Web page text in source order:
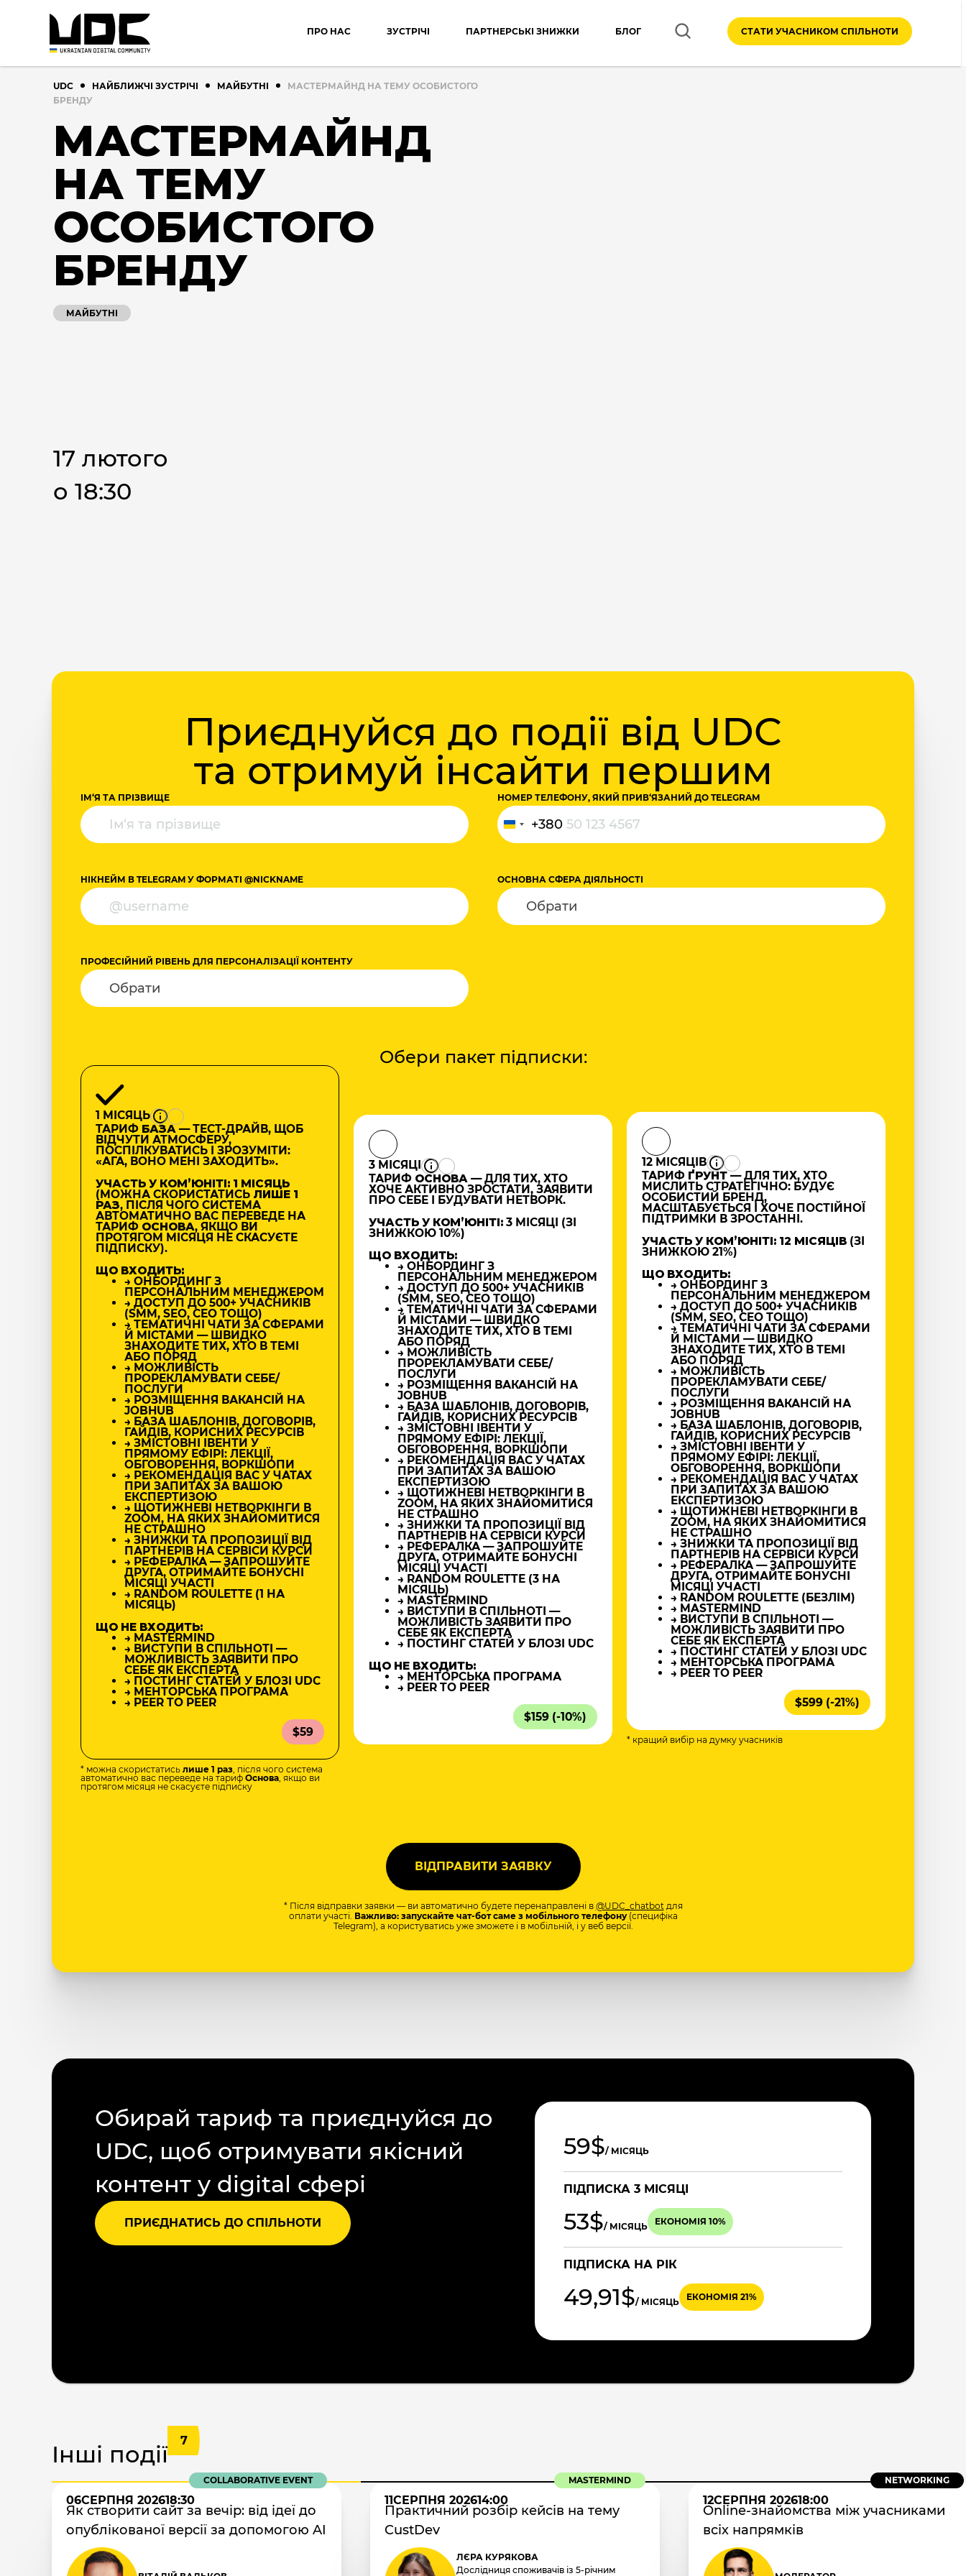
ПРО НАС ЗУСТРІЧІ ПАРТНЕРСЬКІ ЗНИЖКИ БЛОГ СТАТИ УЧАСНИКОМ СПІЛЬНОТИ
UDC НАЙБЛИЖЧІ ЗУСТРІЧІ МАЙБУТНІ
МАСТЕРМАЙНД НА ТЕМУ ОСОБИСТОГО
БРЕНДУ
МАСТЕРМАЙНД
НА ТЕМУ
ОСОБИСТОГО
БРЕНДУ
МАЙБУТНІ
17 лютого
о 18:30
Приєднуйся до події від UDC
та отримуй інсайти першим
ІМ‘Я ТА ПРІЗВИЩЕ НОМЕР ТЕЛЕФОНУ, ЯКИЙ ПРИВ‘ЯЗАНИЙ ДО TELEGRAM
Ukraine
+380
+380
НІКНЕЙМ В TELEGRAM У ФОРМАТІ @NICKNAME ОСНОВНА СФЕРА ДІЯЛЬНОСТІ
ПРОФЕСІЙНИЙ РІВЕНЬ ДЛЯ ПЕРСОНАЛІЗАЦІЇ КОНТЕНТУ
Обери пакет підписки:
1 МІСЯЦЬ
ТАРИФ БАЗА— ТЕСТ-ДРАЙВ, ЩОБ
ВІДЧУТИ АТМОСФЕРУ,
ПОСПІЛКУВАТИСЬ І ЗРОЗУМІТИ:
«АГА, ВОНО МЕНІ ЗАХОДИТЬ».
УЧАСТЬ У КОМʼЮНІТІ: 1 МІСЯЦЬ
(МОЖНА СКОРИСТАТИСЬ ЛИШЕ 1
РАЗ, ПІСЛЯ ЧОГО СИСТЕМА
АВТОМАТИЧНО ВАС ПЕРЕВЕДЕ НА
ТАРИФ ОСНОВА, ЯКЩО ВИ
ПРОТЯГОМ МІСЯЦЯ НЕ СКАСУЄТЕ
ПІДПИСКУ).
ЩО ВХОДИТЬ:
→ ОНБОРДИНГ З
ПЕРСОНАЛЬНИМ МЕНЕДЖЕРОМ
→ ДОСТУП ДО 500+ УЧАСНИКІВ
(SMM, SEO, CEO ТОЩО)
→ ТЕМАТИЧНІ ЧАТИ ЗА СФЕРАМИ
Й МІСТАМИ — ШВИДКО
ЗНАХОДИТЕ ТИХ, ХТО В ТЕМІ
АБО ПОРЯД
→ МОЖЛИВІСТЬ
ПРОРЕКЛАМУВАТИ СЕБЕ/
ПОСЛУГИ
→ РОЗМІЩЕННЯ ВАКАНСІЙ НА
JOBHUB
→ БАЗА ШАБЛОНІВ, ДОГОВОРІВ,
ГАЙДІВ, КОРИСНИХ РЕСУРСІВ
→ ЗМІСТОВНІ ІВЕНТИ У
ПРЯМОМУ ЕФІРІ: ЛЕКЦІЇ,
ОБГОВОРЕННЯ, ВОРКШОПИ
→ РЕКОМЕНДАЦІЯ ВАС У ЧАТАХ
ПРИ ЗАПИТАХ ЗА ВАШОЮ
ЕКСПЕРТИЗОЮ
→ ЩОТИЖНЕВІ НЕТВОРКІНГИ В
ZOOM, НА ЯКИХ ЗНАЙОМИТИСЯ
НЕ СТРАШНО
→ ЗНИЖКИ ТА ПРОПОЗИЦІЇ ВІД
ПАРТНЕРІВ НА СЕРВІСИ КУРСИ
→ РЕФЕРАЛКА — ЗАПРОШУЙТЕ
ДРУГА, ОТРИМАЙТЕ БОНУСНІ
МІСЯЦІ УЧАСТІ
→ RANDOM ROULETTE (1 НА
МІСЯЦЬ)
ЩО НЕ ВХОДИТЬ:
→ MASTERMIND
→ ВИСТУПИ В СПІЛЬНОТІ —
МОЖЛИВІСТЬ ЗАЯВИТИ ПРО
СЕБЕ ЯК ЕКСПЕРТА
→ ПОСТИНГ СТАТЕЙ У БЛОЗІ UDC
→ МЕНТОРСЬКА ПРОГРАМА
→ PEER TO PEER
$59
* можна скористатись лише 1 раз, після чого система
автоматично вас переведе на тариф Основа, якщо ви
протягом місяця не скасуєте підписку
3 МІСЯЦІ
ТАРИФ ОСНОВА — ДЛЯ ТИХ, ХТО
ХОЧЕ АКТИВНО ЗРОСТАТИ, ЗАЯВИТИ
ПРО СЕБЕ І БУДУВАТИ НЕТВОРК.
УЧАСТЬ У КОМʼЮНІТІ: 3 МІСЯЦІ (ЗІ
ЗНИЖКОЮ 10%)
ЩО ВХОДИТЬ:
→ ОНБОРДИНГ З
ПЕРСОНАЛЬНИМ МЕНЕДЖЕРОМ
→ ДОСТУП ДО 500+ УЧАСНИКІВ
(SMM, SEO, CEO ТОЩО)
→ ТЕМАТИЧНІ ЧАТИ ЗА СФЕРАМИ
Й МІСТАМИ — ШВИДКО
ЗНАХОДИТЕ ТИХ, ХТО В ТЕМІ
АБО ПОРЯД
→ МОЖЛИВІСТЬ
ПРОРЕКЛАМУВАТИ СЕБЕ/
ПОСЛУГИ
→ РОЗМІЩЕННЯ ВАКАНСІЙ НА
JOBHUB
→ БАЗА ШАБЛОНІВ, ДОГОВОРІВ,
ГАЙДІВ, КОРИСНИХ РЕСУРСІВ
→ ЗМІСТОВНІ ІВЕНТИ У
ПРЯМОМУ ЕФІРІ: ЛЕКЦІЇ,
ОБГОВОРЕННЯ, ВОРКШОПИ
→ РЕКОМЕНДАЦІЯ ВАС У ЧАТАХ
ПРИ ЗАПИТАХ ЗА ВАШОЮ
ЕКСПЕРТИЗОЮ
→ ЩОТИЖНЕВІ НЕТВОРКІНГИ В
ZOOM, НА ЯКИХ ЗНАЙОМИТИСЯ
НЕ СТРАШНО
→ ЗНИЖКИ ТА ПРОПОЗИЦІЇ ВІД
ПАРТНЕРІВ НА СЕРВІСИ КУРСИ
→ РЕФЕРАЛКА — ЗАПРОШУЙТЕ
ДРУГА, ОТРИМАЙТЕ БОНУСНІ
МІСЯЦІ УЧАСТІ
→ RANDOM ROULETTE (3 НА
МІСЯЦЬ)
→ MASTERMIND
→ ВИСТУПИ В СПІЛЬНОТІ —
МОЖЛИВІСТЬ ЗАЯВИТИ ПРО
СЕБЕ ЯК ЕКСПЕРТА
→ ПОСТИНГ СТАТЕЙ У БЛОЗІ UDC
ЩО НЕ ВХОДИТЬ:
→ МЕНТОРСЬКА ПРОГРАМА
→ PEER TO PEER
$159 (-10%)
12 МІСЯЦІВ
ТАРИФ ҐРУНТ— ДЛЯ ТИХ, ХТО
МИСЛИТЬ СТРАТЕГІЧНО: БУДУЄ
ОСОБИСТИЙ БРЕНД,
МАСШТАБУЄТЬСЯ І ХОЧЕ ПОСТІЙНОЇ
ПІДТРИМКИ В ЗРОСТАННІ.
УЧАСТЬ У КОМʼЮНІТІ: 12 МІСЯЦІВ (ЗІ
ЗНИЖКОЮ 21%)
ЩО ВХОДИТЬ:
→ ОНБОРДИНГ З
ПЕРСОНАЛЬНИМ МЕНЕДЖЕРОМ
→ ДОСТУП ДО 500+ УЧАСНИКІВ
(SMM, SEO, CEO ТОЩО)
→ ТЕМАТИЧНІ ЧАТИ ЗА СФЕРАМИ
Й МІСТАМИ — ШВИДКО
ЗНАХОДИТЕ ТИХ, ХТО В ТЕМІ
АБО ПОРЯД
→ МОЖЛИВІСТЬ
ПРОРЕКЛАМУВАТИ СЕБЕ/
ПОСЛУГИ
→ РОЗМІЩЕННЯ ВАКАНСІЙ НА
JOBHUB
→ БАЗА ШАБЛОНІВ, ДОГОВОРІВ,
ГАЙДІВ, КОРИСНИХ РЕСУРСІВ
→ ЗМІСТОВНІ ІВЕНТИ У
ПРЯМОМУ ЕФІРІ: ЛЕКЦІЇ,
ОБГОВОРЕННЯ, ВОРКШОПИ
→ РЕКОМЕНДАЦІЯ ВАС У ЧАТАХ
ПРИ ЗАПИТАХ ЗА ВАШОЮ
ЕКСПЕРТИЗОЮ
→ ЩОТИЖНЕВІ НЕТВОРКІНГИ В
ZOOM, НА ЯКИХ ЗНАЙОМИТИСЯ
НЕ СТРАШНО
→ ЗНИЖКИ ТА ПРОПОЗИЦІЇ ВІД
ПАРТНЕРІВ НА СЕРВІСИ КУРСИ
→ РЕФЕРАЛКА — ЗАПРОШУЙТЕ
ДРУГА, ОТРИМАЙТЕ БОНУСНІ
МІСЯЦІ УЧАСТІ
→ RANDOM ROULETTE (БЕЗЛІМ)
→ MASTERMIND
→ ВИСТУПИ В СПІЛЬНОТІ —
МОЖЛИВІСТЬ ЗАЯВИТИ ПРО
СЕБЕ ЯК ЕКСПЕРТА
→ ПОСТИНГ СТАТЕЙ У БЛОЗІ UDC
→ МЕНТОРСЬКА ПРОГРАМА
→ PEER TO PEER
$599 (-21%)
* кращий вибір на думку учасників
* Після відправки заявки — ви автоматично будете перенаправлені в @UDC_chatbotдля
оплати участі. Важливо: запускайте чат-бот саме з мобільного телефону(специфіка
Telegram), а користуватись уже зможете і в мобільній, і у веб версії.
Обирай тариф та приєднуйся до
UDC, щоб отримувати якісний
контент у digital сфері
ПРИЄДНАТИСЬ ДО СПІЛЬНОТИ
59$/ МІСЯЦЬ
ПІДПИСКА 3 МІСЯЦІ
53$/ МІСЯЦЬ ЕКОНОМІЯ 10%
ПІДПИСКА НА РІК
49,91$/ МІСЯЦЬ ЕКОНОМІЯ 21%
Інші події 7
COLLABORATIVE EVENT
06СЕРПНЯ 202618:30
Як створити сайт за вечір: від ідеї до
опублікованої версії за допомогою AI
MASTERMIND
11СЕРПНЯ 202614:00
Практичний розбір кейсів на тему
CustDev
ЛЄРА КУРЯКОВА
Дослідниця споживачів із 5-річним
NETWORKING
12СЕРПНЯ 202618:00
Online-знайомства між учасниками
всіх напрямків